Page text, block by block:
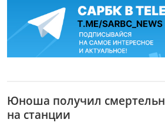
Юноша получил
на станции